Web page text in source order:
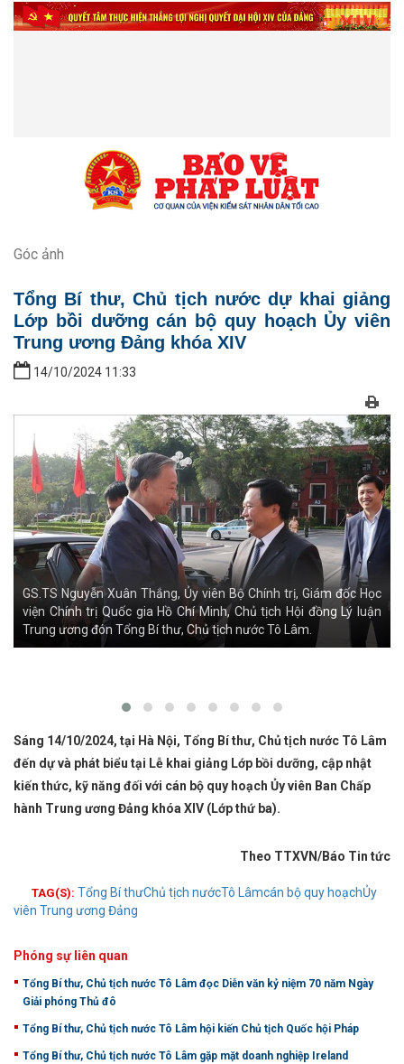
Góc ảnh
Tổng Bí thư, Chủ tịch nước dự khai giảng
Lớp bồi dưỡng cán bộ quy hoạch Ủy viên
Trung ương Đảng khóa XIV
14/10/2024 11:33
Sáng 14/10/2024, tại Hà Nội, Tổng Bí thư, Chủ tịch nước Tô Lâm
đến dự và phát biểu tại Lễ khai giảng Lớp bồi dưỡng, cập nhật
kiến thức, kỹ năng đối với cán bộ quy hoạch Ủy viên Ban Chấp
hành Trung ương Đảng khóa XIV (Lớp thứ ba).
Theo TTXVN/Báo Tin tức
TAG(S): Tổng Bí thưChủ tịch nướcTô Lâmcán bộ quy hoạchỦy
viên Trung ương Đảng
Phóng sự liên quan
Tổng Bí thư, Chủ tịch nước Tô Lâm đọc Diễn văn kỷ niệm 70 năm Ngày
Giải phóng Thủ đô
Tổng Bí thư, Chủ tịch nước Tô Lâm hội kiến Chủ tịch Quốc hội Pháp
Tổng Bí thư, Chủ tịch nước Tô Lâm gặp mặt doanh nghiệp Ireland